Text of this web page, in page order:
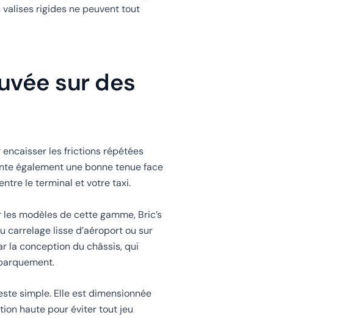
rigides ne peuvent tout
sur des
encaisser les frictions répétées
également une bonne tenue face
le terminal et votre taxi.
modèles de cette gamme, Bric’s
lisse d’aéroport ou sur
la conception du châssis, qui
simple. Elle est dimensionnée
haute pour éviter tout jeu